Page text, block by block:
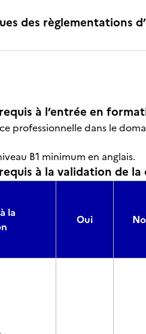
des règlementations
à l’entrée en
professionnelle dans le
B1 minimum en anglais.
à la validation de
la
Oui